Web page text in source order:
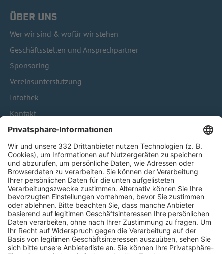
ÜBER UNS
Wer wir sind & wofür wir stehen
Geschäftsstellen und Ansprechpartner
Sponsoring
Vereinsunterstützung
Infothek
Kontakt
HÄUFIG BESUCHTE SEITEN
Pässe und Vereinswechsel
Trainerausbildung
Schulungsangebot Vereinsmitarbeiter
BFV-Geschäftsstellen
Trainerbörse
Login SpielPlus